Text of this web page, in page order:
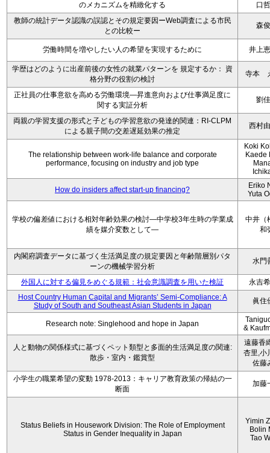
のメカニズムを精緻化する
口
教師の統計データ認識の誤認とその規定要因ーWeb調査による市民
との比較ー
森
労働時間を増やしたい人の希望を実現するために 井上
学歴はどのように出産前後の女性の就業パターンを 規定するか： 資
格分野の役割の検討
寺本
正社員の仕事意欲を高める労働環境―昇進意向および仕事満足度に
関する実証分析
劉
両親の学習支援の形式と子どもの学習意欲の発達的関連：RI-CLPM
による親子間の交差遅延効果の推定
西村
The relationship between work-life balance and corporate
performance, focusing on industry and job type
Koki
Kaede
How do insiders affect start-up financing?
Eriko
Yuta
学校の偏差値における相対年齢効果の検討―中学校3年生時の学業成
績を媒介変数として―
中井（
和
内閣府調査データに基づく生活満足度の規定要因と年齢階層別パタ
ーンの機械学習分析
水門
外国人に対する偏見をめぐる規範：社会意識調査を用いた検証
永吉
Host Country Human Capital and Migrants’ Semi-Compliance: A
Study of South and Southeast Asian Students in Japan
眞住
Research note: Singlehood and hope in Japan
&
人と動物の関係様式に基づくペット類型と多面的生活満足度の関連:
散歩・室内・鑑賞型
遠藤香
杏里,小
佐藤
小学生の職業希望の変動 1978-2013：キャリア教育政策の帰結の一
断面
加藤
Status Beliefs in Housework Division: The Role of Employment
Status in Gender Inequality in Japan
Yimin
Bolin
Tao